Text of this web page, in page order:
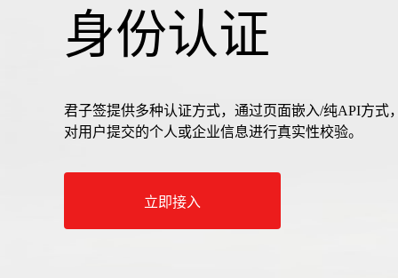
身份认证
君子签提供多种认证方式，通过页面嵌入/纯API方
对用户提交的个人或企业信息进行真实性校验。
立即接入